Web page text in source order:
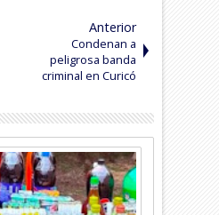
Anterior
Condenan a
peligrosa banda
criminal en Curicó